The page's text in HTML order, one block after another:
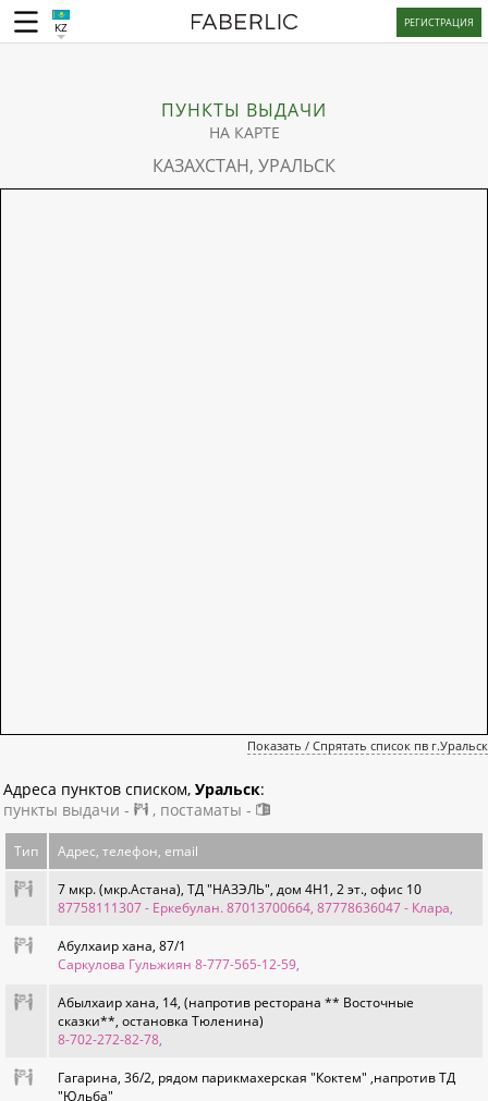
KZ РЕГИСТРАЦИЯ
ПУНКТЫ ВЫДАЧИ
НА КАРТЕ
КАЗАХСТАН, УРАЛЬСК
Показать / Спрятать список пв г.Уральск
Адреса пунктов списком, Уральск:
пункты выдачи -
, постаматы -
Тип Адрес, телефон, email
7 мкр. (мкр.Астана), ТД "НАЗЭЛЬ", дом 4Н1, 2 эт., офис 10
87758111307 - Еркебулан. 87013700664, 87778636047 - Клара,
Абулхаир хана, 87/1
Саркулова Гульжиян 8-777-565-12-59,
Абылхаир хана, 14, (напротив ресторана ** Восточные
сказки**, остановка Тюленина)
8-702-272-82-78,
Гагарина, 36/2, рядом парикмахерская "Коктем" ,напротив ТД
"Юльба"